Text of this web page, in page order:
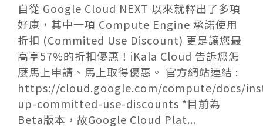
自從 Google Cloud NEXT 以來就釋出了多項
好康，其中一項 Compute Engine 承諾使用
折扣 (Commited Use Discount) 更是讓您最
高享57%的折扣優惠！iKala Cloud 告訴您怎
麼馬上申請、馬上取得優惠。 官方網站連結 :
https://cloud.google.com/compute/docs/
up-committed-use-discounts *目前為
Beta版本，故Google Cloud Plat...